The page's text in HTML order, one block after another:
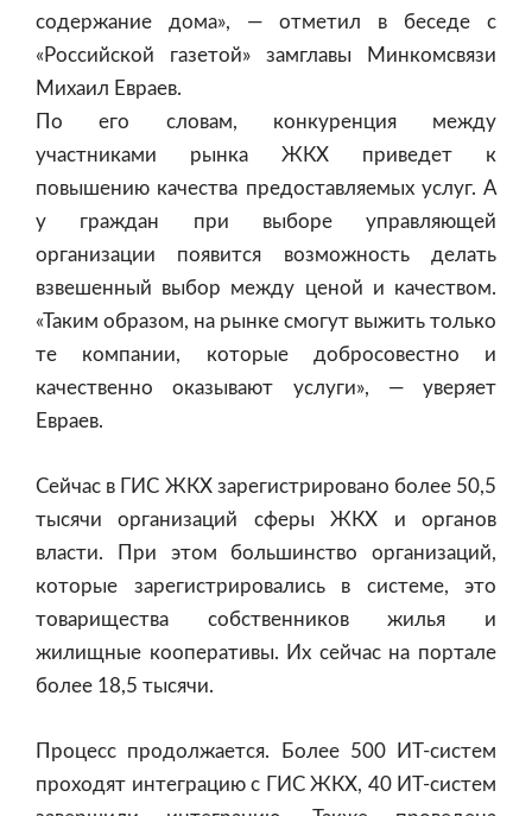
содержание дома», — отметил в беседе с
«Российской газетой» замглавы Минкомсвязи
Михаил Евраев.
По его словам, конкуренция между
участниками рынка ЖКХ приведет к
повышению качества предоставляемых услуг. А
у граждан при выборе управляющей
организации появится возможность делать
взвешенный выбор между ценой и качеством.
«Таким образом, на рынке смогут выжить только
те компании, которые добросовестно и
качественно оказывают услуги», — уверяет
Евраев.
Сейчас в ГИС ЖКХ зарегистрировано более 50,5
тысячи организаций сферы ЖКХ и органов
власти. При этом большинство организаций,
которые зарегистрировались в системе, это
товарищества собственников жилья и
жилищные кооперативы. Их сейчас на портале
более 18,5 тысячи.
Процесс продолжается. Более 500 ИТ-систем
проходят интеграцию с ГИС ЖКХ, 40 ИТ-систем